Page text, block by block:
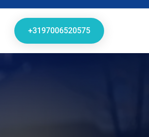
+3197006520575